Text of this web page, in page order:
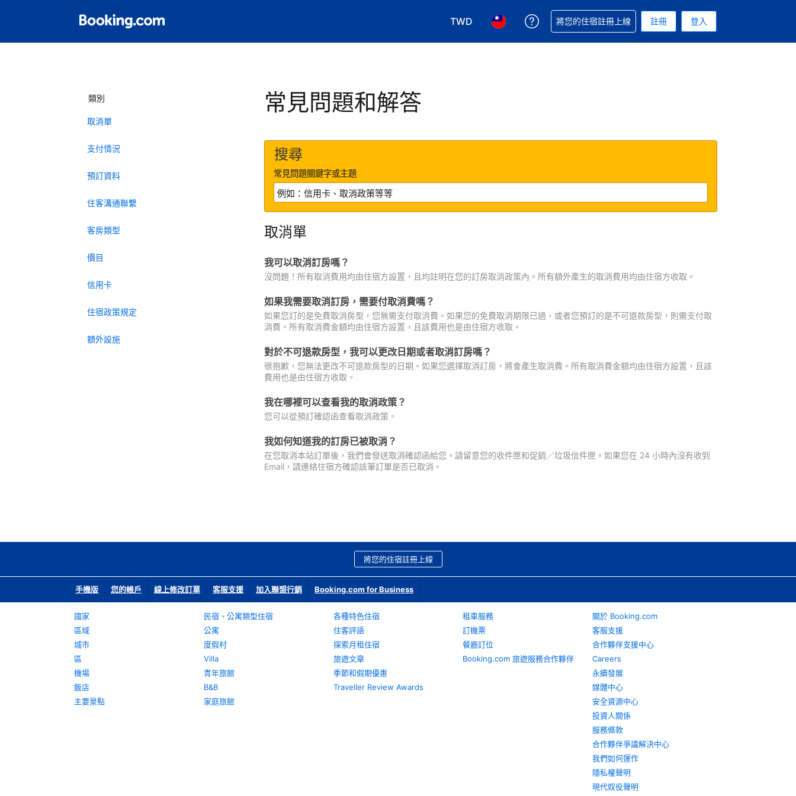
TWD
選擇您使用的幣別. 您現在所使用的幣別為新台幣
選擇您使用的語言. 您目前所選的語言是繁體中文
取得訂單相關協助
將您的住宿註冊上線 註冊 登入
類別
取消單
支付情況
預訂資料
住客溝通聯繫
客房類型
價目
信用卡
住宿政策規定
額外設施
常見問題和解答
搜尋
常見問題關鍵字或主題
取消單
我可以取消訂房嗎？
沒問題！所有取消費用均由住宿方設置，且均註明在您的訂房取消政策內。所有額外產生的取消費用均由住宿方收取。
如果我需要取消訂房，需要付取消費嗎？
如果您訂的是免費取消房型，您無需支付取消費。如果您的免費取消期限已過，或者您預訂的是不可退款房型，則需支付取
消費。所有取消費金額均由住宿方設置，且該費用也是由住宿方收取。
對於不可退款房型，我可以更改日期或者取消訂房嗎？
很抱歉，您無法更改不可退款房型的日期。如果您選擇取消訂房，將會產生取消費。所有取消費金額均由住宿方設置，且該
費用也是由住宿方收取。
我在哪裡可以查看我的取消政策？
您可以從預訂確認函查看取消政策。
我如何知道我的訂房已被取消？
在您取消本站訂單後，我們會發送取消確認函給您。請留意您的收件匣和促銷／垃圾信件匣。如果您在 24 小時內沒有收到
Email，請連絡住宿方確認該筆訂單是否已取消。
將您的住宿註冊上線
手機版 您的帳戶 線上修改訂單 客服支援 加入聯盟行銷 Booking.com for Business
國家
區域
城市
區
機場
飯店
主要景點
民宿、公寓類型住宿
公寓
度假村
Villa
青年旅館
B&B
家庭旅館
各種特色住宿
住客評語
探索月租住宿
旅遊文章
季節和假期優惠
Traveller Review Awards
租車服務
訂機票
餐廳訂位
Booking.com 旅遊服務合作夥伴
關於 Booking.com
客服支援
合作夥伴支援中心
Careers
永續發展
媒體中心
安全資源中心
投資人關係
服務條款
合作夥伴爭議解決中心
我們如何運作
隱私權聲明
現代奴役聲明